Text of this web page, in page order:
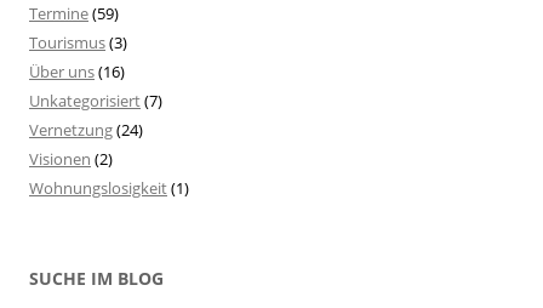
Termine(59)
Tourismus(3)
Über uns(16)
Unkategorisiert(7)
Vernetzung(24)
Visionen (2)
Wohnungslosigkeit(1)
SUCHE IM BLOG